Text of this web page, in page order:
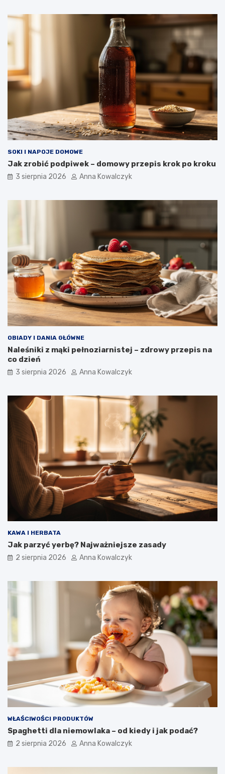
SOKI I NAPOJE DOMOWE
Jak zrobić podpiwek – domowy przepis krok po kroku
3 sierpnia 2026 Anna Kowalczyk
OBIADY I DANIA GŁÓWNE
Naleśniki z mąki pełnoziarnistej – zdrowy przepis na
co dzień
3 sierpnia 2026 Anna Kowalczyk
KAWA I HERBATA
Jak parzyć yerbę? Najważniejsze zasady
2 sierpnia 2026 Anna Kowalczyk
WŁAŚCIWOŚCI PRODUKTÓW
Spaghetti dla niemowlaka – od kiedy i jak podać?
2 sierpnia 2026 Anna Kowalczyk